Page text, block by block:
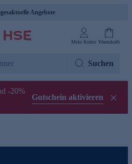
Angebote
Mein Konto Warenkorb
Suchen
-20%
Gutschein aktivieren